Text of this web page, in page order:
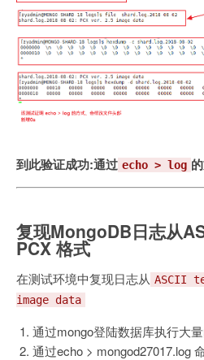
到此验证成功:通过 echo > log
复现MongoDB日志从
PCX 格式
在测试环境中复现日志从 ASCII
image data
通过mongo登陆数据库执行大
通过echo > mongod27017.log